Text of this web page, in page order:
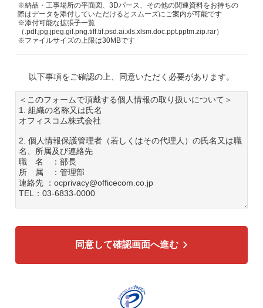
※納品・工事場所の平面図、3Dパース、その他の関連資料をお持ちの
際はデータを添付していただけるとスムーズにご案内が可能です
※添付可能な拡張子一覧
（.pdf.jpg.jpeg.gif.png.tiff.tif.psd.ai.xls.xlsm.doc.ppt.pptm.zip.rar）
※ファイルサイズの上限は30MBです
以下事項をご確認の上、同意いただく必要があります。
＜このフォームで頂戴する個人情報の取り扱いについて＞
1. 組織の名称又は氏名
オフィスコム株式会社
2. 個人情報保護管理者（若しくはその代理人）の氏名又は職
名、所属及び連絡先
職 名 ：部長
所 属 ：管理部
連絡先 ：ocprivacy@officecom.co.jp
TEL：03-6833-0000
広告配信の効率化、マーケティング活動などのために、氏
を、ハッシュ化などの適切なセキュリティ対策を施した上
で、広告配信サービス提供事業者に提供する場合がありま
同意して確認画面へ進む